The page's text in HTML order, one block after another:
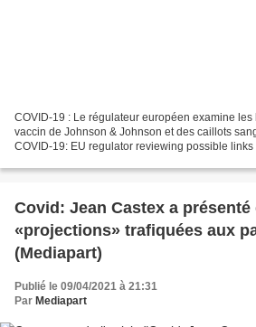
COVID-19 : Le régulateur européen examine
vaccin de Johnson & Johnson et des caillots
COVID-19: EU regulator reviewing possible
Covid: Jean Castex a présenté
«projections» trafiquées aux
(Mediapart)
Publié le 09/04/2021 à 21:31
Par Mediapart